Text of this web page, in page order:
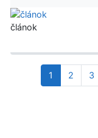
článok
1 2 3